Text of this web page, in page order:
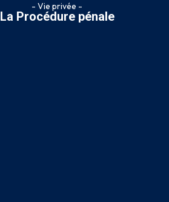
- Vie privée -
La Procédure pénale